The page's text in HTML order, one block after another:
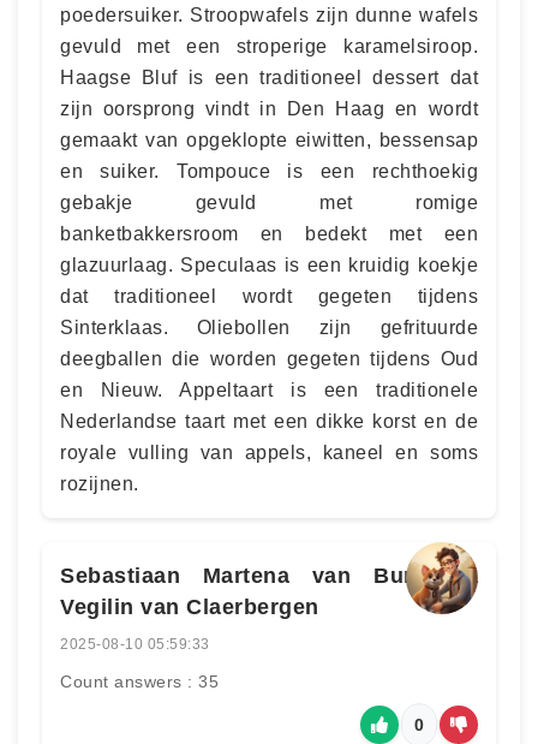
poedersuiker. Stroopwafels zijn dunne wafels
gevuld met een stroperige karamelsiroop.
Haagse Bluf is een traditioneel dessert dat
zijn oorsprong vindt in Den Haag en wordt
gemaakt van opgeklopte eiwitten, bessensap
en suiker. Tompouce is een rechthoekig
gebakje gevuld met romige
banketbakkersroom en bedekt met een
glazuurlaag. Speculaas is een kruidig koekje
dat traditioneel wordt gegeten tijdens
Sinterklaas. Oliebollen zijn gefrituurde
deegballen die worden gegeten tijdens Oud
en Nieuw. Appeltaart is een traditionele
Nederlandse taart met een dikke korst en de
royale vulling van appels, kaneel en soms
rozijnen.
Sebastiaan Martena van Burmania
Vegilin van Claerbergen
2025-08-10 05:59:33
Count answers : 35
0